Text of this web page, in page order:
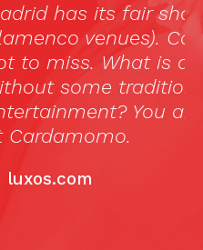
of tablaos
is one
visit to Madrid
assured of this
«